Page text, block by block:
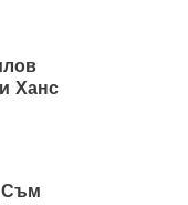
Ханс
Съм